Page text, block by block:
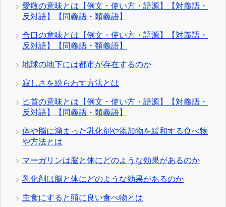
愛敬の意味とは【例文・使い方・語源】【対義語・
反対語】【同義語・類義語】
合口の意味とは【例文・使い方・語源】【対義語・
反対語】【同義語・類義語】
地球の地下には都市が存在するのか
寂しさを紛らわす方法とは
匕首の意味とは【例文・使い方・語源】【対義語・
反対語】【同義語・類義語】
体や脳に溜まった乳化剤や添加物を緩和する食べ物
や方法とは
マーガリンは脳と体にどのような効果があるのか
乳化剤は脳と体にどのような効果があるのか
主食にすると頭に良い食べ物とは